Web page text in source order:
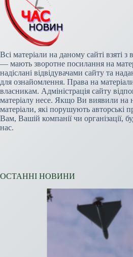
Всі матеріали на даному сайті взяті з
— мають зворотне посилання на
надіслані відвідувачами сайту та
для ознайомлення. Права на
власникам. Адміністрація сайту
матеріалу несе. Якщо Ви виявили на
матеріали, які порушують авторські
Вам, Вашій компанії чи організації,
нас.
ОСТАННІ НОВИНИ